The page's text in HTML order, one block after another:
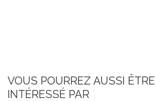
VOUS POURREZ AUSSI ÊTRE
INTÉRESSÉ PAR